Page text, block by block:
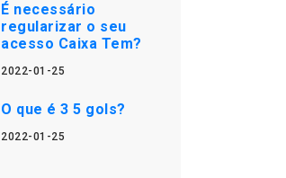
É necessário
regularizar o seu
acesso Caixa Tem?
2022-01-25
O que é 3 5 gols?
2022-01-25